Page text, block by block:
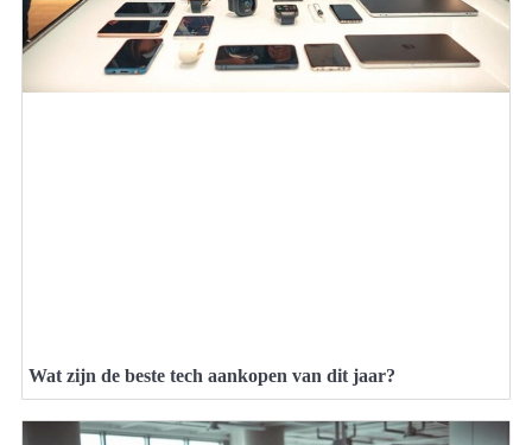
Wat zijn de beste tech aankopen van dit jaar?